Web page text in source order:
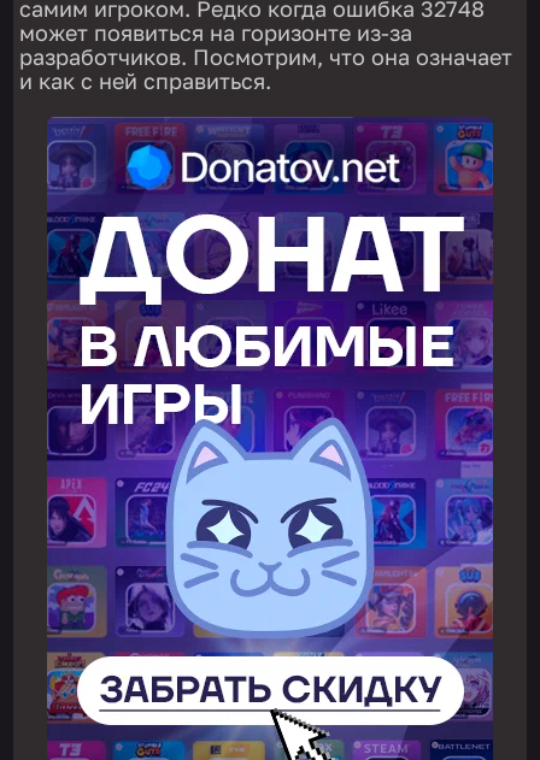
самим игроком. Редко когда ошибка 32748
может появиться на горизонте из-за
разработчиков. Посмотрим, что она означает
и как с ней справиться.